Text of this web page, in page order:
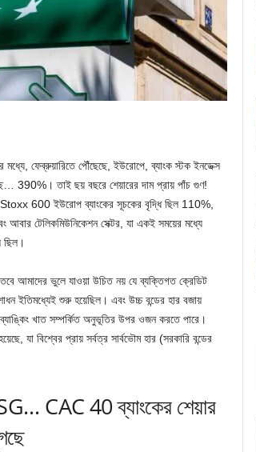
মধ্যে, ফেব্রুয়ারিতে পৌঁছেছে, ইউরোপে, ব্যাংক স্টক ইনডেক্স
তাই ছয় বছরে শেয়ারের দাম প্রায় পাঁচ গুণ!
600 ইউরোপ ব্যাংকের সূচকের বৃদ্ধি ছিল 110%,
আবার টেলিকমিউনিকেশন সেক্টর, যা একই সময়ের মধ্যে
ছিল।
আমাদের ভুলে যাওয়া উচিত নয় যে ব্যক্তিগত ক্রেডিট
ইতিমধ্যেই শুরু হয়েছিল। এবং উচ্চ বন্ডের হার বজায়
খাত সম্পর্কিত অনুভূতির উপর ওজন করতে পারে।
যা বিশ্বের প্রায় সর্বত্র সার্বভৌম হার (সরকারি বন্ডের
CAC 40 ব্যাংকের শেয়ার